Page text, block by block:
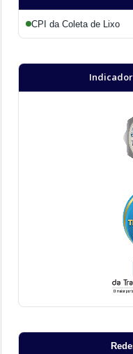
CPI da Coleta de Lixo